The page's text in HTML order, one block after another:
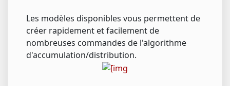
Les modèles disponibles vous permettent de
créer rapidement et facilement de
nombreuses commandes de l'algorithme
d'accumulation/distribution.